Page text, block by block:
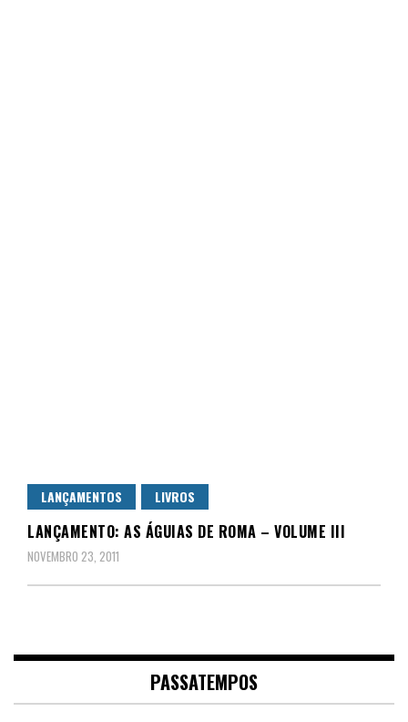
LANÇAMENTOS LIVROS
LANÇAMENTO: AS ÁGUIAS DE ROMA – VOLUME III
NOVEMBRO 23, 2011
PASSATEMPOS